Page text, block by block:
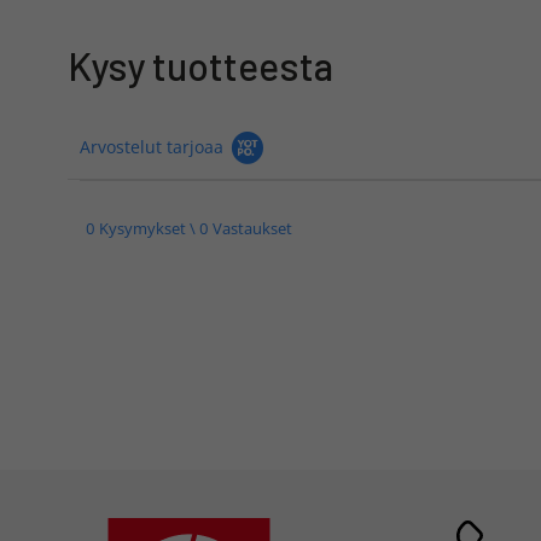
Kysy tuotteesta
Arvostelut tarjoaa
0 Kysymykset \ 0 Vastaukset